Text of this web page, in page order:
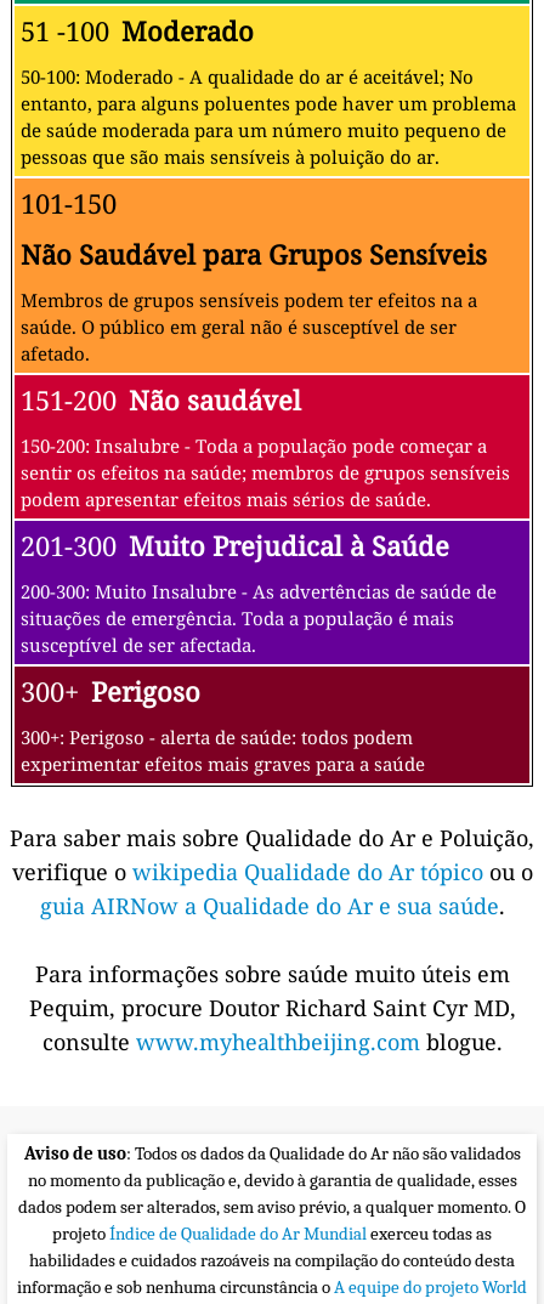
51 -100 Moderado
50-100: Moderado - A qualidade do ar é aceitável; No
entanto, para alguns poluentes pode haver um problema
de saúde moderada para um número muito pequeno de
pessoas que são mais sensíveis à poluição do ar.
101-150
Não Saudável para Grupos Sensíveis
Membros de grupos sensíveis podem ter efeitos na a
saúde. O público em geral não é susceptível de ser
afetado.
151-200 Não saudável
150-200: Insalubre - Toda a população pode começar a
sentir os efeitos na saúde; membros de grupos sensíveis
podem apresentar efeitos mais sérios de saúde.
201-300 Muito Prejudical à Saúde
200-300: Muito Insalubre - As advertências de saúde de
situações de emergência. Toda a população é mais
susceptível de ser afectada.
300+ Perigoso
300+: Perigoso - alerta de saúde: todos podem
experimentar efeitos mais graves para a saúde
Para saber mais sobre Qualidade do Ar e Poluição,
verifique o wikipedia Qualidade do Ar tópico ou o
guia AIRNow a Qualidade do Ar e sua saúde.
Para informações sobre saúde muito úteis em
Pequim, procure Doutor Richard Saint Cyr MD,
consulte www.myhealthbeijing.com blogue.
Aviso de uso: Todos os dados da Qualidade do Ar não são validados
no momento da publicação e, devido à garantia de qualidade, esses
dados podem ser alterados, sem aviso prévio, a qualquer momento. O
projetoÍndice de Qualidade do Ar Mundial exerceu todas as
habilidades e cuidados razoáveis na compilação do conteúdo desta
informação e sob nenhuma circunstância o A equipe do projeto World